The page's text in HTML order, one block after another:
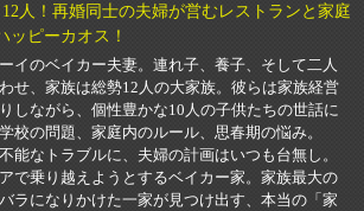
人！再婚同士の夫婦が営むレストランと家庭
ッピーカオス！
イのベイカー夫妻。連れ子、養子、そして二人
せ、家族は総勢12人の大家族。彼らは家族経営
しながら、個性豊かな10人の子供たちの世話に
校の問題、家庭内のルール、思春期の悩み。
能なトラブルに、夫婦の計画はいつも台無し。
で乗り越えようとするベイカー家。家族最大の
ラになりかけた一家が見つけ出す、本当の「家